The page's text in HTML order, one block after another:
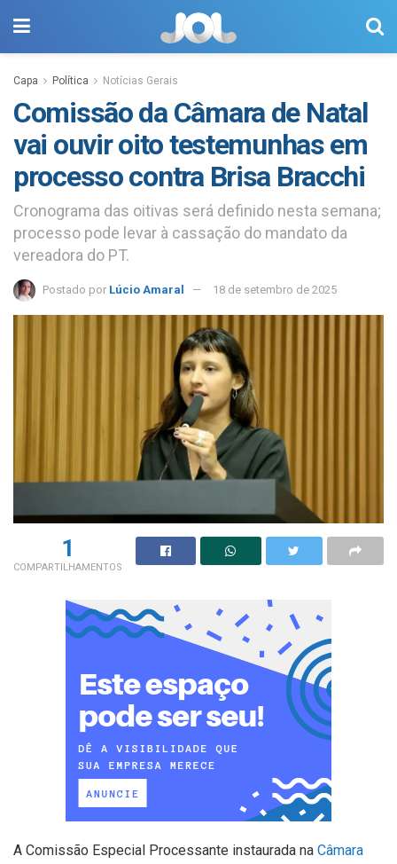
Capa Política Notícias Gerais
Comissão da Câmara de Natal
vai ouvir oito testemunhas em
processo contra Brisa Bracchi
Cronograma das oitivas será definido nesta semana;
processo pode levar à cassação do mandato da
vereadora do PT.
Postado por Lúcio Amaral 18 de setembro de 2025
1
COMPARTILHAMENTOS
A Comissão Especial Processante instaurada na Câmara